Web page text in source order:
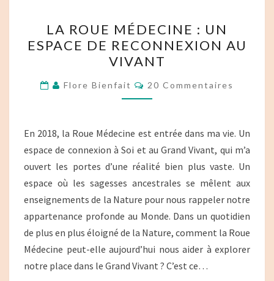
ROUE
MÉDECINE :
UN
ESPACE
DE
AU
VIVANT
LA ROUE MÉDECINE : UN
ESPACE DE RECONNEXION AU
VIVANT
Flore Bienfait Commentaires
20 Commentaires
En 2018, la Roue Médecine est entrée dans ma vie. Un
espace de connexion à Soi et au Grand Vivant, qui m’a
ouvert les portes d’une réalité bien plus vaste. Un
espace où les sagesses ancestrales se mêlent aux
enseignements de la Nature pour nous rappeler notre
appartenance profonde au Monde. Dans un quotidien
de plus en plus éloigné de la Nature, comment la Roue
Médecine peut-elle aujourd’hui nous aider à explorer
notre place dans le Grand Vivant ? C’est ce…